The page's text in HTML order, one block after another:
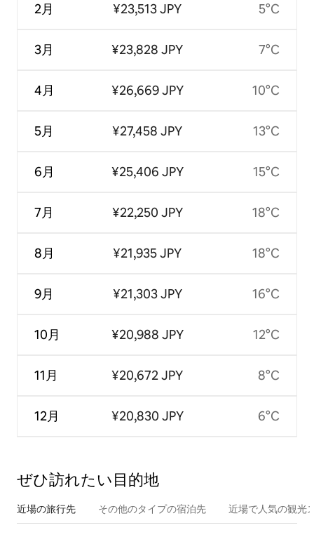
2月
3月
4月
5月
6月
7月
8月
9月
10月
11月
12月
¥23,513 JPY
¥23,828 JPY
¥26,669 JPY
¥27,458 JPY
¥25,406 JPY
¥22,250 JPY
¥21,935 JPY
¥21,303 JPY
¥20,988 JPY
¥20,672 JPY
¥20,830 JPY
5°C
7°C
10°C
13°C
15°C
18°C
18°C
16°C
12°C
8°C
6°C
ぜひ訪⁠れ⁠た⁠い目⁠的⁠地
近場の旅行先 その他のタ⁠イ⁠プ⁠の宿⁠泊⁠先 近場で人気の観光